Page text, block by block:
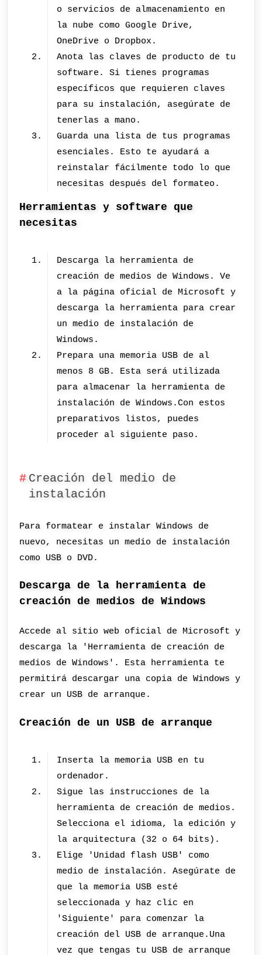
o servicios de almacenamiento en
la nube como Google Drive,
OneDrive o Dropbox.
Anota las claves de producto de tu
software. Si tienes programas
específicos que requieren claves
para su instalación, asegúrate de
tenerlas a mano.
Guarda una lista de tus programas
esenciales. Esto te ayudará a
reinstalar fácilmente todo lo que
necesitas después del formateo.
Herramientas y software que
necesitas
Descarga la herramienta de
creación de medios de Windows. Ve
a la página oficial de Microsoft y
descarga la herramienta para crear
un medio de instalación de
Windows.
Prepara una memoria USB de al
menos 8 GB. Esta será utilizada
para almacenar la herramienta de
instalación de Windows.Con estos
preparativos listos, puedes
proceder al siguiente paso.
Creación del medio de
instalación
Para formatear e instalar Windows de
nuevo, necesitas un medio de instalación
como USB o DVD.
Descarga de la herramienta de
creación de medios de Windows
Accede al sitio web oficial de Microsoft y
descarga la 'Herramienta de creación de
medios de Windows'. Esta herramienta te
permitirá descargar una copia de Windows y
crear un USB de arranque.
Creación de un USB de arranque
Inserta la memoria USB en tu
ordenador.
Sigue las instrucciones de la
herramienta de creación de medios.
Selecciona el idioma, la edición y
la arquitectura (32 o 64 bits).
Elige 'Unidad flash USB' como
medio de instalación. Asegúrate de
que la memoria USB esté
seleccionada y haz clic en
'Siguiente' para comenzar la
creación del USB de arranque.Una
vez que tengas tu USB de arranque